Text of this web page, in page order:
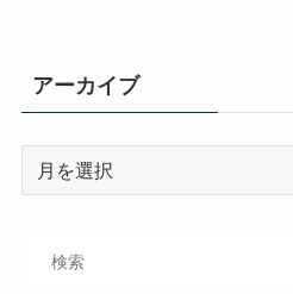
アーカイブ